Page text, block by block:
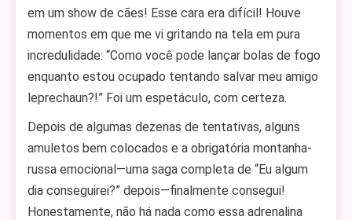
em um show de cães! Esse cara era difícil! Houve
momentos em que me vi gritando na tela em pura
incredulidade: “Como você pode lançar bolas de fogo
enquanto estou ocupado tentando salvar meu amigo
leprechaun?!” Foi um espetáculo, com certeza.
Depois de algumas dezenas de tentativas, alguns
amuletos bem colocados e a obrigatória montanha-
russa emocional—uma saga completa de “Eu algum
dia conseguirei?” depois—finalmente consegui!
Honestamente, não há nada como essa adrenalina